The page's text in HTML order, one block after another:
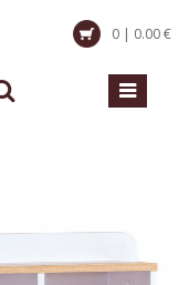
0 | 0.00 €